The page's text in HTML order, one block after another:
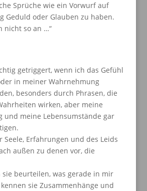
Sprüche wie ein Vorwurf auf
Geduld oder Glauben zu haben.
nicht so an …“
getriggert, wenn ich das Gefühl
in meiner Wahrnehmung
besonders durch Phrasen, die
wirken, aber meine
und meine Lebensumstände gar
Seele, Erfahrungen und des Leids
außen zu denen vor, die
sie beurteilen, was gerade in mir
sie Zusammenhänge und